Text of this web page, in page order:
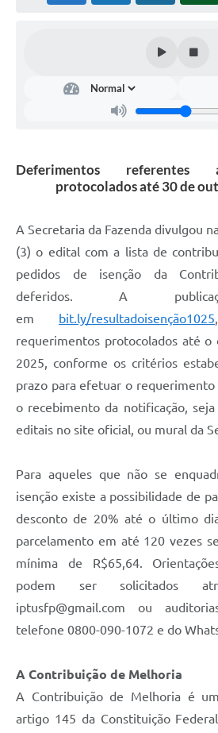
Guia Credenciamento Pregao Online Banrisul
Combate ao Coronavírus
Contas Públicas
Publicações Legais
UAB - Universidade Aberta do Brasil
UERGS - Universidade Estadual do RS
Receitas
Despesas por órgãos
Relatório de gestão fiscal
Relatório circunstanciado
Gestão Fiscal
LicitaCon
Colaborador
Deferimentos referentes
protocolados até 30 de
A Secretaria da Fazenda divulgou
(3) o edital com a lista de
pedidos de isenção da
deferidos. A
em bit.ly/resultadoisenção1025
requerimentos protocolados até
2025, conforme os critérios
prazo para efetuar o requerimento
o recebimento da notificação,
editais no site oficial, ou mural da
Para aqueles que não se
isenção existe a possibilidade de
desconto de 20% até o último
parcelamento em até 120 vezes
mínima de R$65,64.
podem ser solicitados
iptusfp@gmail.com ou
telefone 0800-090-1072 e do
A Contribuição de Melhoria
A Contribuição de Melhoria é
artigo 145 da Constituição